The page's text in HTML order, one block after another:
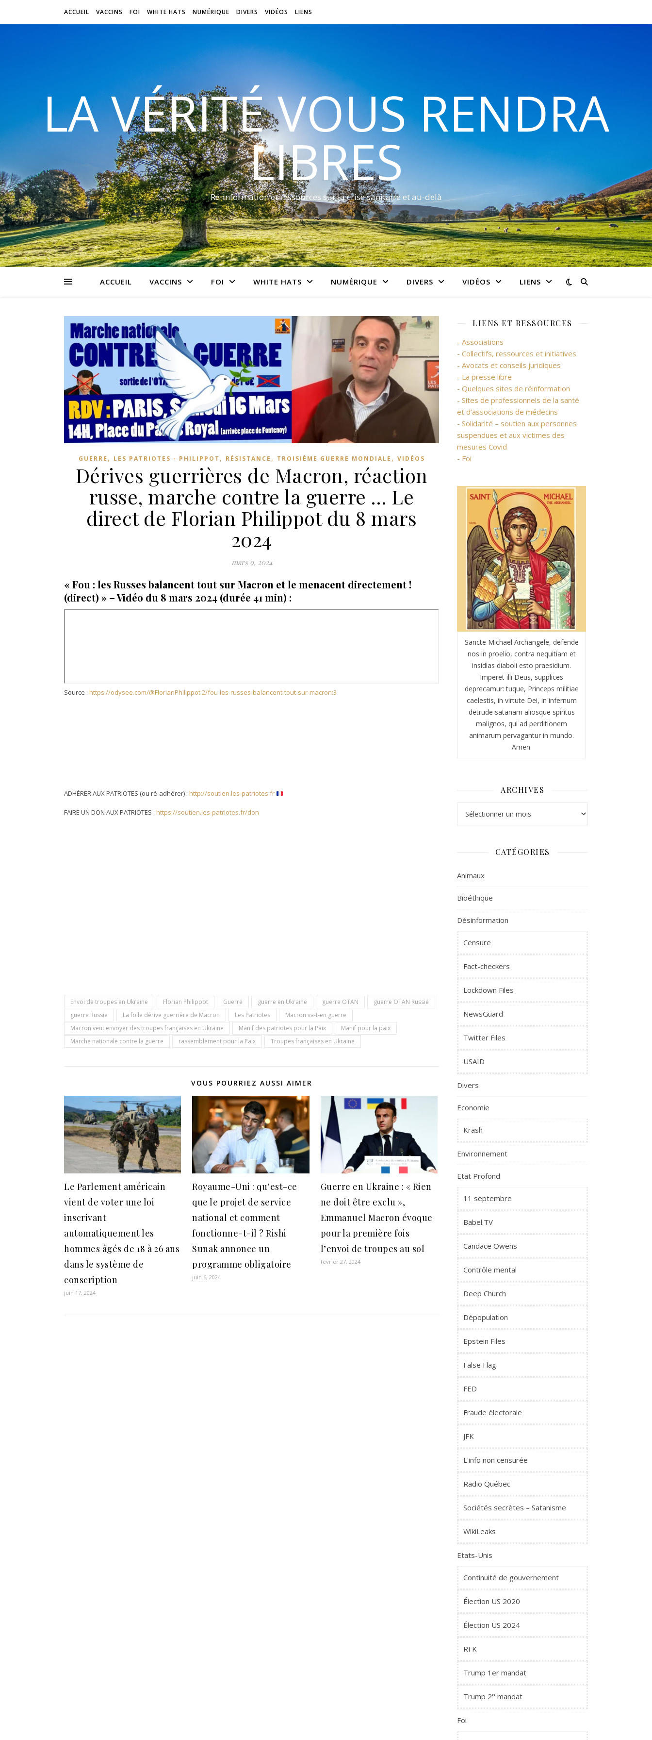
ACCUEIL VACCINS FOI WHITE HATS NUMÉRIQUE DIVERS VIDÉOS LIENS
LA VÉRITÉ VOUS RENDRA
LIBRES
Ré-information et ressources sur la crise sanitaire et au-delà
ACCUEIL VACCINS FOI WHITE HATS NUMÉRIQUE DIVERS VIDÉOS LIENS
GUERRE , LES PATRIOTES - PHILIPPOT , RÉSISTANCE , TROISIÈME GUERRE MONDIALE , VIDÉOS
Dérives guerrières de Macron, réaction
russe, marche contre la guerre … Le
direct de Florian Philippot du 8 mars
2024
mars 9, 2024
« Fou : les Russes balancent tout sur Macron et le menacent directement !
(direct) » – Vidéo du 8 mars 2024 (durée 41 min) :
Source : https://odysee.com/@FlorianPhilippot:2/fou-les-russes-balancent-tout-sur-macron:3
ADHÉRER AUX PATRIOTES (ou ré-adhérer) : http://soutien.les-patriotes.fr
FAIRE UN DON AUX PATRIOTES : https://soutien.les-patriotes.fr/don
Envoi de troupes en Ukraine Florian Philippot Guerre guerre en Ukraine guerre OTAN
guerre OTAN Russie
guerre Russie
La folle dérive guerrière de Macron Les Patriotes
Macron va-t-en guerre
Macron veut envoyer des troupes françaises en Ukraine
Manif des patriotes pour la Paix
Manif pour la paix
Marche nationale contre la guerre
rassemblement pour la Paix Troupes françaises en Ukraine
VOUS POURRIEZ AUSSI AIMER
Le Parlement américain
vient de voter une loi
inscrivant
automatiquement les
hommes âgés de 18 à 26 ans
dans le système de
conscription
juin 17, 2024
Royaume-Uni : qu’est-ce
que le projet de service
national et comment
fonctionne-t-il ? Rishi
Sunak annonce un
programme obligatoire
juin 6, 2024
Guerre en Ukraine : « Rien
ne doit être exclu »,
Emmanuel Macron évoque
pour la première fois
l’envoi de troupes au sol
février 27, 2024
LIENS ET RESSOURCES
- Associations
- Collectifs, ressources et initiatives
- Avocats et conseils juridiques
- La presse libre
- Quelques sites de réinformation
- Sites de professionnels de la santé
et d’associations de médecins
- Solidarité – soutien aux personnes
suspendues et aux victimes des
mesures Covid
- Foi
Sancte Michael Archangele, defende
nos in proelio, contra nequitiam et
insidias diaboli esto praesidium.
Imperet illi Deus, supplices
deprecamur: tuque, Princeps militiae
caelestis, in virtute Dei, in infernum
detrude satanam aliosque spiritus
malignos, qui ad perditionem
animarum pervagantur in mundo.
Amen.
ARCHIVES
CATÉGORIES
Animaux
Bioéthique
Désinformation
Censure
Fact-checkers
Lockdown Files
NewsGuard
Twitter Files
USAID
Divers
Economie
Krash
Environnement
Etat Profond
11 septembre
Babel.TV
Candace Owens
Contrôle mental
Deep Church
Dépopulation
Epstein Files
False Flag
FED
Fraude électorale
JFK
L'info non censurée
Radio Québec
Sociétés secrètes – Satanisme
WikiLeaks
Etats-Unis
Continuité de gouvernement
Élection US 2020
Élection US 2024
RFK
Trump 1er mandat
Trump 2° mandat
Foi